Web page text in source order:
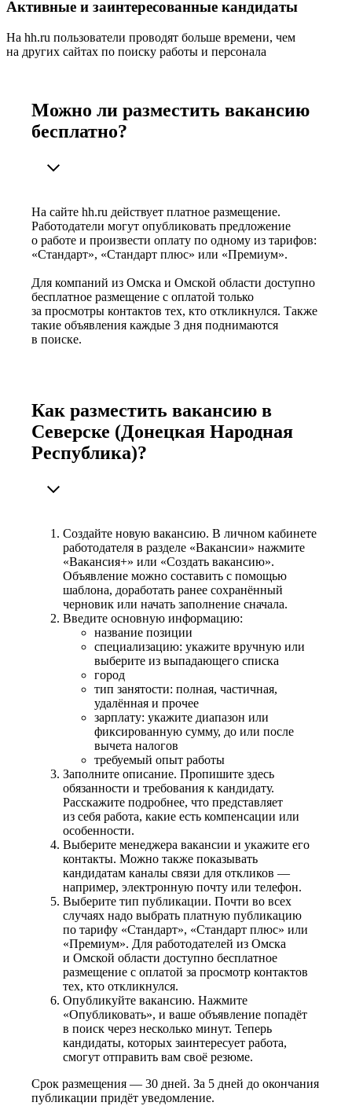
Активные и заинтересованные кандидаты
На hh.ru пользователи проводят больше времени, чем
на других сайтах по поиску работы и персонала
Можно ли разместить вакансию
бесплатно?
На сайте hh.ru действует платное размещение.
Работодатели могут опубликовать предложение
о работе и произвести оплату по одному из тарифов:
«Стандарт», «Стандарт плюс» или «Премиум».
Для компаний из Омска и Омской области доступно
бесплатное размещение с оплатой только
за просмотры контактов тех, кто откликнулся. Также
такие объявления каждые 3 дня поднимаются
в поиске.
Как разместить вакансию в
Северске (Донецкая Народная
Республика)?
Создайте новую вакансию. В личном кабинете
работодателя в разделе «Вакансии» нажмите
«Вакансия+» или «Создать вакансию».
Объявление можно составить с помощью
шаблона, доработать ранее сохранённый
черновик или начать заполнение сначала.
Введите основную информацию:
название позиции
специализацию: укажите вручную или
выберите из выпадающего списка
город
тип занятости: полная, частичная,
удалённая и прочее
зарплату: укажите диапазон или
фиксированную сумму, до или после
вычета налогов
требуемый опыт работы
Заполните описание. Пропишите здесь
обязанности и требования к кандидату.
Расскажите подробнее, что представляет
из себя работа, какие есть компенсации или
особенности.
Выберите менеджера вакансии и укажите его
контакты. Можно также показывать
кандидатам каналы связи для откликов —
например, электронную почту или телефон.
Выберите тип публикации. Почти во всех
случаях надо выбрать платную публикацию
по тарифу «Стандарт», «Стандарт плюс» или
«Премиум». Для работодателей из Омска
и Омской области доступно бесплатное
размещение с оплатой за просмотр контактов
тех, кто откликнулся.
Опубликуйте вакансию. Нажмите
«Опубликовать», и ваше объявление попадёт
в поиск через несколько минут. Теперь
кандидаты, которых заинтересует работа,
смогут отправить вам своё резюме.
Срок размещения — 30 дней. За 5 дней до окончания
публикации придёт уведомление.